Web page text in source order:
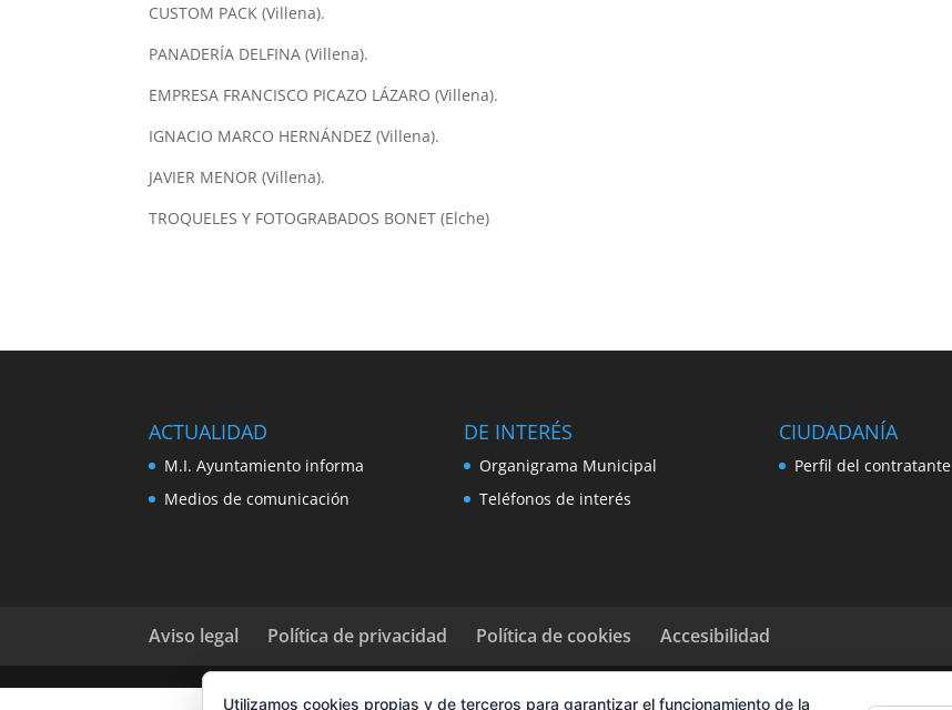
CUSTOM PACK (Villena).
PANADERÍA DELFINA (Villena).
EMPRESA FRANCISCO PICAZO LÁZARO (Villena).
IGNACIO MARCO HERNÁNDEZ (Villena).
JAVIER MENOR (Villena).
TROQUELES Y FOTOGRABADOS BONET (Elche)
ACTUALIDAD
M.I. Ayuntamiento informa
Medios de comunicación
DE INTERÉS
Organigrama Municipal
Teléfonos de interés
CIUDADANÍA
Perfil del contratante
Aviso legal Política de privacidad Política de cookies Accesibilidad
Utilizamos cookies propias y de terceros para garantizar el funcionamiento de la